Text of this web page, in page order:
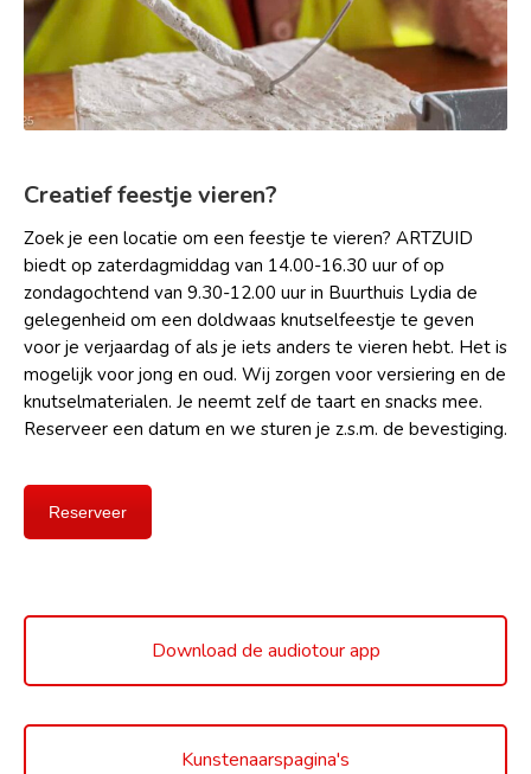
Creatief feestje vieren?
Zoek je een locatie om een feestje te vieren? ARTZUID
biedt op zaterdagmiddag van 14.00-16.30 uur of op
zondagochtend van 9.30-12.00 uur in Buurthuis Lydia de
gelegenheid om een doldwaas knutselfeestje te geven
voor je verjaardag of als je iets anders te vieren hebt. Het is
mogelijk voor jong en oud. Wij zorgen voor versiering en de
knutselmaterialen. Je neemt zelf de taart en snacks mee.
Reserveer een datum en we sturen je z.s.m. de bevestiging.
Reserveer
Download de audiotour app
Kunstenaarspagina's